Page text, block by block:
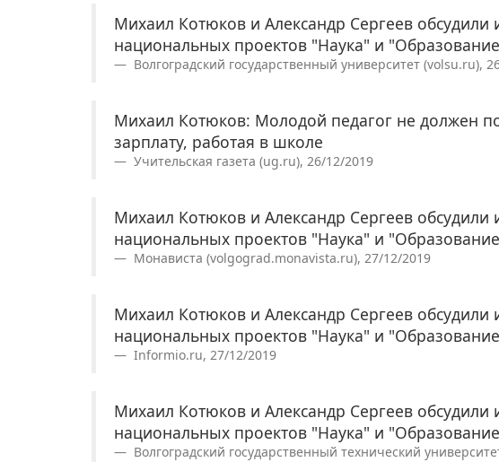
Михаил Котюков и Александр Сергеев обсудили
национальных проектов "Наука" и
Волгоградский государственный университет (volsu.ru),
Михаил Котюков: Молодой педагог не должен
зарплату, работая в школе
Учительская газета (ug.ru), 26/12/2019
Михаил Котюков и Александр Сергеев обсудили
национальных проектов "Наука" и
Монависта (volgograd.monavista.ru), 27/12/2019
Михаил Котюков и Александр Сергеев обсудили
национальных проектов "Наука" и
Informio.ru, 27/12/2019
Михаил Котюков и Александр Сергеев обсудили
национальных проектов "Наука" и
Волгоградский государственный технический